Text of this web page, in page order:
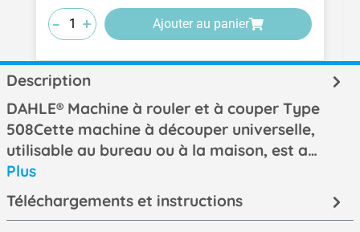
-
-
- +
+
+ Ajouter au panier
Description
DAHLE® Machine à rouler et à couper Type
508Cette machine à découper universelle,
utilisable au bureau ou à la maison, est a…
Plus
Téléchargements et instructions